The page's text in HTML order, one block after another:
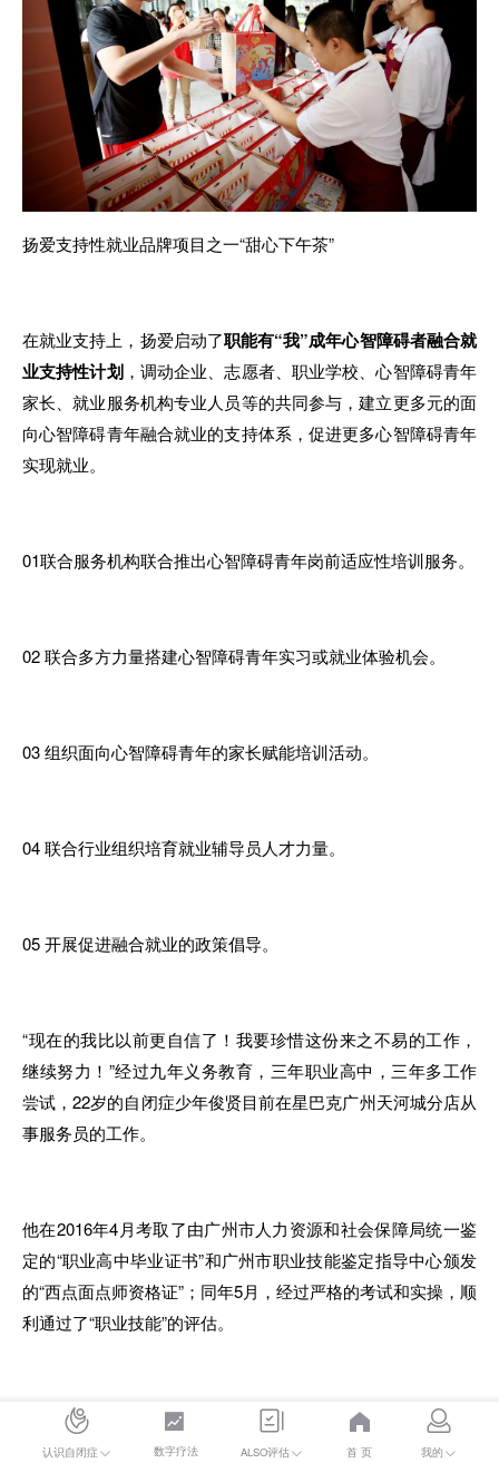
扬爱支持性就业品牌项目之一“甜心下午茶”
在就业支持上，扬爱启动了职能有“我”成年心智障碍者融合就
业支持性计划， 调动企业、志愿者、职业学校、心智障碍青年
家长、就业服务机构专业人员等的共同参与 ，建立更多元的面
向心智障碍青年融合就业的支持体系， 促进更多心智障碍青年
实现就业。
01联合服务机构联合推出心智障碍青年岗前适应性培训服务。
02 联合多方力量搭建心智障碍青年实习或就业体验机会。
03 组织面向心智障碍青年的家长赋能培训活动。
04 联合行业组织培育就业辅导员人才力量。
05 开展促进融合就业的政策倡导。
“现在的我比以前更自信了！我要珍惜这份来之不易的工作 ，
继续努力！”经过九年义务教育 ， 三年职业高中 ， 三年多工作
尝试，22岁的自闭症少年俊贤目前在星巴克广州天河城分店从
事服务员的工作。
他在2016年4月考取了由广州市人力资源和社会保障局统一鉴
定的“职业高中毕业证书”和广州市职业技能鉴定指导中心颁发
的“西点面点师资格证”；同年5月 ， 经过严格的考试和实操 ， 顺
利通过了“职业技能”的评估。
了职业资格评估， 资格享受支持性就业服务
他签约
服务机构是广州利康服务中心，有专门的 就业辅导员帮助他
认识自闭症 数字疗法 ALSO评估 首 页 我的